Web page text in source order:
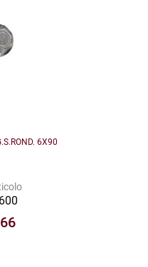
6X90